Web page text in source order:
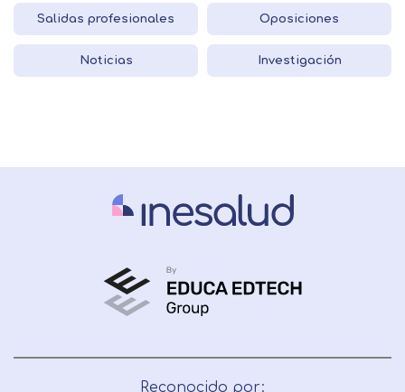
Salidas profesionales Oposiciones
Noticias Investigación
Reconocido por: